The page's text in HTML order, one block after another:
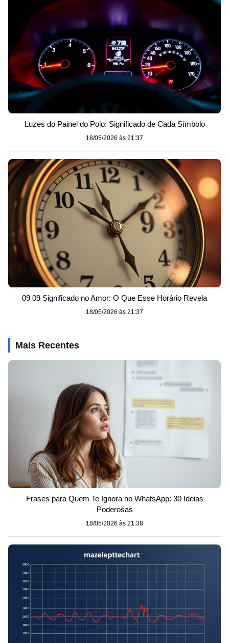
Luzes do Painel do Polo: Significado de Cada Símbolo
18/05/2026 às 21:37
09 09 Significado no Amor: O Que Esse Horário Revela
18/05/2026 às 21:37
Mais Recentes
Frases para Quem Te Ignora no WhatsApp: 30 Ideias
Poderosas
18/05/2026 às 21:38